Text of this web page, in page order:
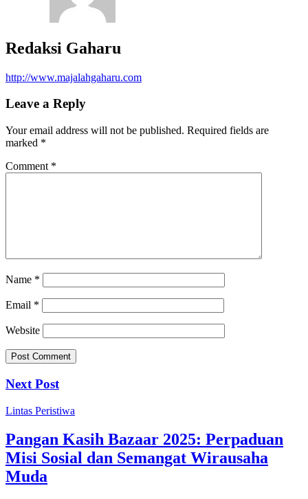
Redaksi Gaharu
http://www.majalahgaharu.com
Leave a Reply
Your email address will not be published. Required fields are
marked *
Comment *
Name *
Email *
Website
Next Post
Lintas Peristiwa
Pangan Kasih Bazaar 2025: Perpaduan
Misi Sosial dan Semangat Wirausaha
Muda